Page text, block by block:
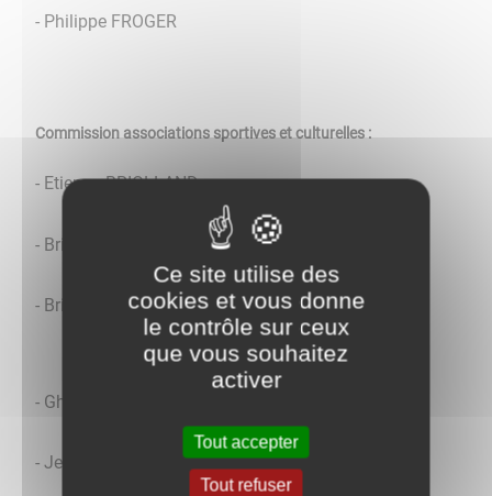
- Philippe FROGER
Commission associations sportives et culturelles :
- Etienne BRIOLLAND
- Brigitte MAUNOURY
- Brigitte SZYNKIER
- Ghislaine DUCRUY
- Jean-Baptiste MILLIERE
Ce site utilise des
cookies et vous donne
le contrôle sur ceux
que vous souhaitez
activer
Tout accepter
Tout refuser